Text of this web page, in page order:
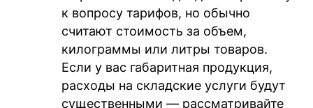
к вопросу тарифов, но обычно
считают стоимость за объем,
килограммы или литры товаров.
Если у вас габаритная продукция,
расходы на складские услуги будут
существенными — рассматривайте